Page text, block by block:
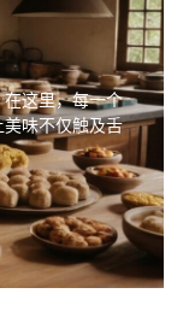
这里，每一个
味不仅触及舌